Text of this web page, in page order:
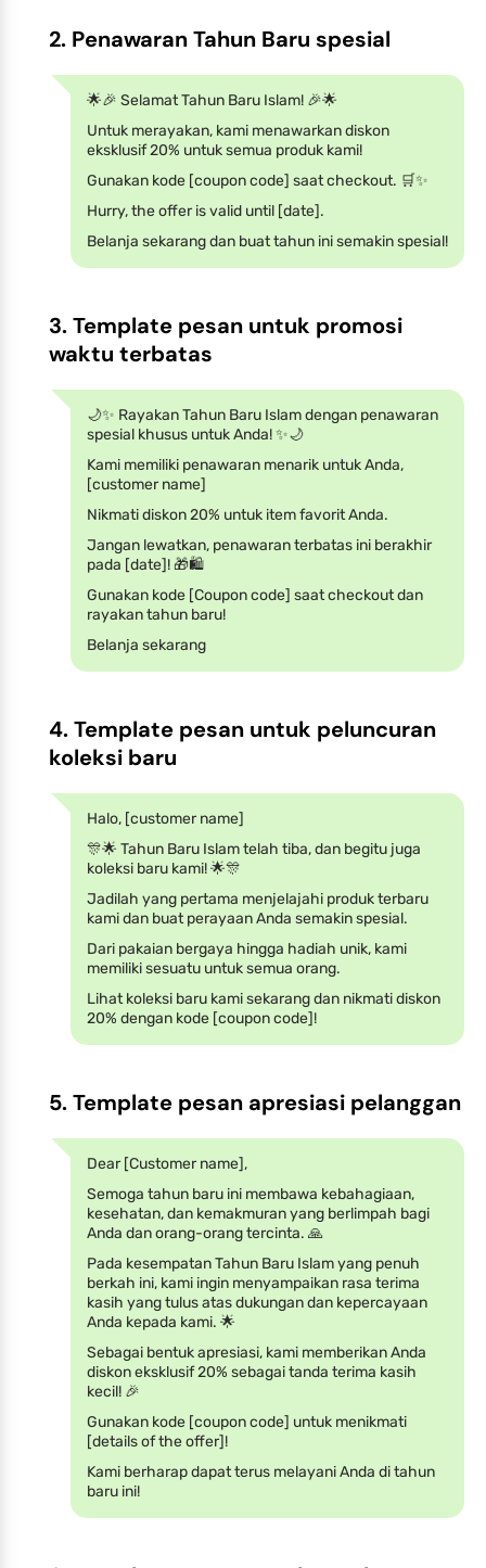
2. Penawaran Tahun Baru spesial
🌟🎉 Selamat Tahun Baru Islam! 🎉🌟
Untuk merayakan, kami menawarkan diskon
eksklusif 20% untuk semua produk kami!
Gunakan kode [coupon code] saat checkout. 🛒✨
Hurry, the offer is valid until [date].
Belanja sekarang dan buat tahun ini semakin spesial!
3. Template pesan untuk promosi
waktu terbatas
🌙✨ Rayakan Tahun Baru Islam dengan penawaran
spesial khusus untuk Anda! ✨🌙
Kami memiliki penawaran menarik untuk Anda,
[customer name]
Nikmati diskon 20% untuk item favorit Anda.
Jangan lewatkan, penawaran terbatas ini berakhir
pada [date]! 🎁🛍️
Gunakan kode [Coupon code] saat checkout dan
rayakan tahun baru!
Belanja sekarang
4. Template pesan untuk peluncuran
koleksi baru
Halo, [customer name]
🎊🌟 Tahun Baru Islam telah tiba, dan begitu juga
koleksi baru kami! 🌟🎊
Jadilah yang pertama menjelajahi produk terbaru
kami dan buat perayaan Anda semakin spesial.
Dari pakaian bergaya hingga hadiah unik, kami
memiliki sesuatu untuk semua orang.
Lihat koleksi baru kami sekarang dan nikmati diskon
20% dengan kode [coupon code]!
5. Template pesan apresiasi pelanggan
Dear [Customer name],
Semoga tahun baru ini membawa kebahagiaan,
kesehatan, dan kemakmuran yang berlimpah bagi
Anda dan orang-orang tercinta. 🙏
Pada kesempatan Tahun Baru Islam yang penuh
berkah ini, kami ingin menyampaikan rasa terima
kasih yang tulus atas dukungan dan kepercayaan
Anda kepada kami. 🌟
Sebagai bentuk apresiasi, kami memberikan Anda
diskon eksklusif 20% sebagai tanda terima kasih
kecil! 🎉
Gunakan kode [coupon code] untuk menikmati
[details of the offer]!
Kami berharap dapat terus melayani Anda di tahun
baru ini!